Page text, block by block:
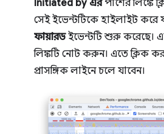
Initiated by এরপাশের লিঙ্কে
সেই ইভেন্টটিকে হাইলাইট করে
ফায়ারডইভেন্টটি শুরু করেছে।
লিঙ্কটি নোট করুন। এতে ক্লিক
প্রাসঙ্গিক লাইনে চলে যাবেন।